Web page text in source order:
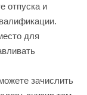
отпуска и
для
зачислить